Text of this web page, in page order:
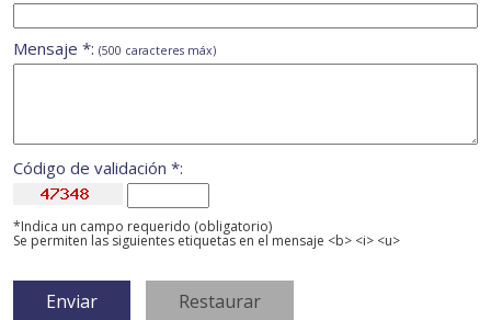
Mensaje *: (500 caracteres máx)
Código de validación *:
*Indica un campo requerido (obligatorio)
Se permiten las siguientes etiquetas en el mensaje <b> <i> <u>